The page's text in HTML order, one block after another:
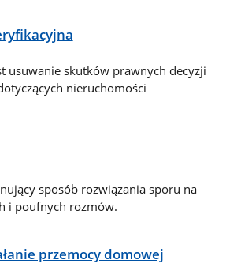
usuwanie skutków prawnych decyzji
nieruchomości
sposób rozwiązania sporu na
i poufnych rozmów.
przemocy domowej